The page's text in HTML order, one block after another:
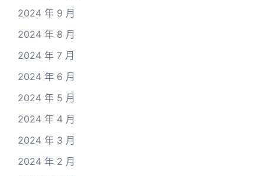
2024 年 9 月
2024 年 8 月
2024 年 7 月
2024 年 6 月
2024 年 5 月
2024 年 4 月
2024 年 3 月
2024 年 2 月